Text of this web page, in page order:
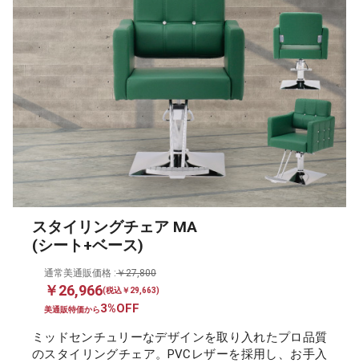
スタイリングチェア MA
(シート+ベース)
通常美通販価格 :￥27,800
￥26,966(税込￥29,663)
美通販特価から3%OFF
ミッドセンチュリーなデザインを取り入れたプロ品質
のスタイリングチェア。PVCレザーを採用し、お手入